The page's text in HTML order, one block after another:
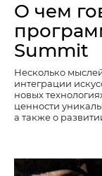
О чем
Summit
Несколько
интеграции
новых
ценности
а также о